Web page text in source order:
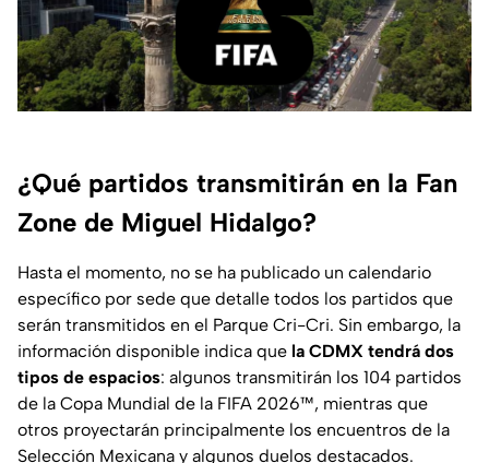
¿Qué partidos transmitirán en la Fan
Zone de Miguel Hidalgo?
Hasta el momento, no se ha publicado un calendario
específico por sede que detalle todos los partidos que
serán transmitidos en el Parque Cri-Cri. Sin embargo, la
información disponible indica que la CDMX tendrá dos
tipos de espacios: algunos transmitirán los 104 partidos
de la Copa Mundial de la FIFA 2026™, mientras que
otros proyectarán principalmente los encuentros de la
Selección Mexicana y algunos duelos destacados.